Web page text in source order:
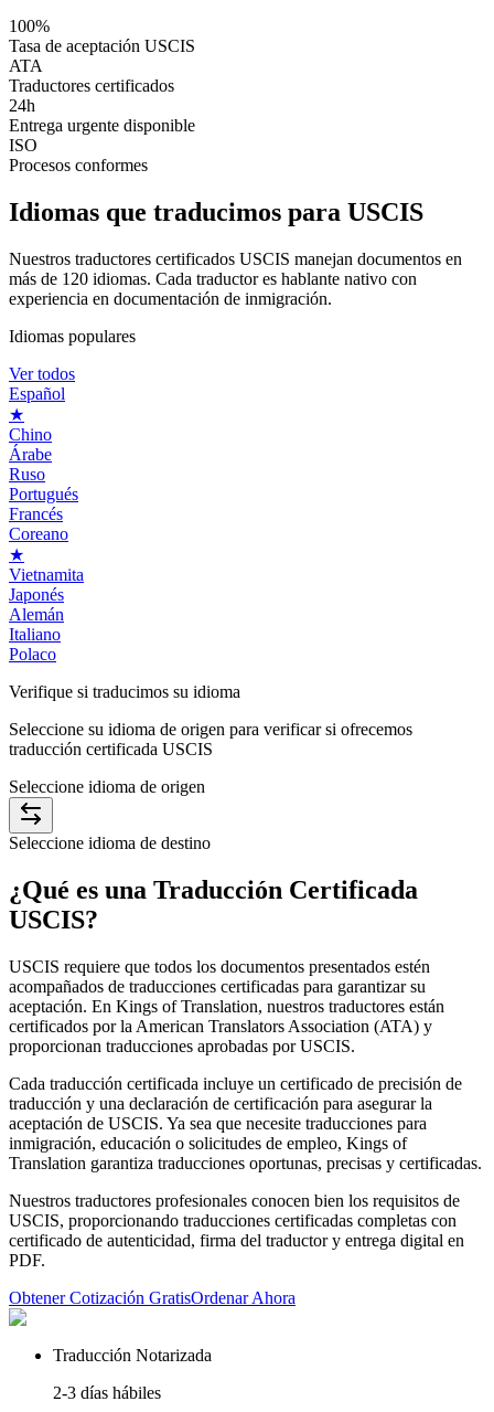
100%
Tasa de aceptación USCIS
ATA
Traductores certificados
24h
Entrega urgente disponible
ISO
Procesos conformes
Idiomas que traducimos para USCIS
Nuestros traductores certificados USCIS manejan documentos en
más de 120 idiomas. Cada traductor es hablante nativo con
experiencia en documentación de inmigración.
Idiomas populares
Ver todos
Español
★
Chino
Árabe
Ruso
Portugués
Francés
Coreano
★
Vietnamita
Japonés
Alemán
Italiano
Polaco
Verifique si traducimos su idioma
Seleccione su idioma de origen para verificar si ofrecemos
traducción certificada USCIS
Seleccione idioma de origen
Seleccione idioma de destino
¿Qué es una Traducción Certificada
USCIS?
USCIS requiere que todos los documentos presentados estén
acompañados de traducciones certificadas para garantizar su
aceptación. En Kings of Translation, nuestros traductores están
certificados por la American Translators Association (ATA) y
proporcionan traducciones aprobadas por USCIS.
Cada traducción certificada incluye un certificado de precisión de
traducción y una declaración de certificación para asegurar la
aceptación de USCIS. Ya sea que necesite traducciones para
inmigración, educación o solicitudes de empleo, Kings of
Translation garantiza traducciones oportunas, precisas y certificadas.
Nuestros traductores profesionales conocen bien los requisitos de
USCIS, proporcionando traducciones certificadas completas con
certificado de autenticidad, firma del traductor y entrega digital en
PDF.
Obtener Cotización GratisOrdenar Ahora
Traducción Notarizada
2-3 días hábiles